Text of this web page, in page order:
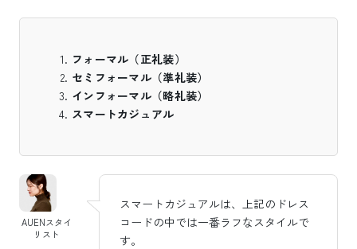
フォーマル（正礼装）
セミフォーマル（準礼装）
インフォーマル（略礼装）
スマートカジュアル
AUENスタイ
リスト
スマートカジュアルは、上記のドレス
コードの中では一番ラフなスタイルで
す。